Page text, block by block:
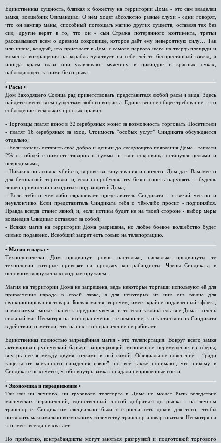
Единственная сущность, близкая к божеству на территории Дома - это сам владелец
замка, волшебник Озимандиас. О нём ходят абсолютно разные слухи - одни говорят,
что он вампир маны, способный поглощать магию других существ, оставляя тех без
сил, другие верят в то, что он - сын Стража потерянного континента, третьи
рассказывают всем о древнем сокровище, которое даёт ему невероятную силу… Так
или иначе, каждый, кто приезжает в Дом, с самого первого шага на твердь площади и
момента возвращения на корабль чувствует на себе чей-то беспрестанный взгляд, а
иногда краем глаза они улавливают мужчину в цилиндре и красных очках,
наблюдающего за ними без отрыва.
• Расы •
Дом Заходящего Солнца рад приветствовать представителя любой расы и вида. Здесь
найдётся место всем существам любого возраста. Единственное общее требование - это
соблюдение нескольких простых правил:
- Торговцы платят взнос в 32 серебряных монет за возможность торговать. Посетители
- платят 16 серебряных за вход. Стоимость “особых услуг” Синдиката обсуждается
отдельно;
- Если хочешь оставить своё добро и деньги до следующего появления Дома - заплати
2% от общей стоимости товаров и суммы, и твои сокровища останутся целыми и
невредимыми;
- Никаких потасовок, убийств, воровства, запугивания и прочего. Дом даёт Вам место
для безопасной торговли, и, если попробуешь эту безопасность нарушить, - будешь
лишен привилегии находиться под защитой Дома;
- Если тебя о чём-либо спрашивает представитель Синдиката - отвечай честно и
неуклончиво. Если представитель Синдиката тебя о чём-либо просит - подчиняйся.
Правда всегда станет явной, и, если истины будет не на твоей стороне - выбор меры
возмездия Синдикат оставляет за собой;
- Всякая магия на территории Дома разрешена, но любое боевое волшебство будет
сильно подавлено. Всеобщий запрет есть только на телепортацию.
• Магия и наука •
Технологически Дом продвинут ровно настолько, насколько продвинуты те
технологии, которые привозят на продажу контрабандисты. Члены Синдиката в
основном вооружены холодным оружием.
Магия на территории Дома не запрещена, ведь некоторые торгаши используют её для
привлечения народа в своей лавке, а для некоторых из них она важна для
функционирования товара. Боевая магия, впрочем, имеет крайне подавленный эффект,
и максимум сможет нанести средние увечья, и то если заклинатель вне Дома - очень
сильный маг. Несмотря на это ограничение, те немногие, кто застал воинов Синдиката
в действии, отметили, что на них это ограничение не работает.
Единственная полностью запрещённая магия - это телепортация. Вокруг всего замка
активирован рунический барьер, запрещающий мгновенное перемещение из сферы,
внутрь неё и между двумя точками в ней самой. Официальное пояснение - “ради
защиты от внезапного нападения извне”, но все также понимают, что никому в
Синдикате не хочется, чтобы внутрь замка попадали непрошенные гости.
• Экономика и передвижение •
Так как ни личного, ни грузового телепорта в Доме не может быть вследствие
магических ограничений, единственный способ добраться до рынка - на личном
транспорте. Синдикатом специально была отстроена сеть доков для того, чтобы
позволить максимально возможному количеству транспорта швартоваться. Несмотря на
это, мест всегда не хватает.
По прибытию, контрабандисты могут заняться разгрузкой и подготовкой торгового